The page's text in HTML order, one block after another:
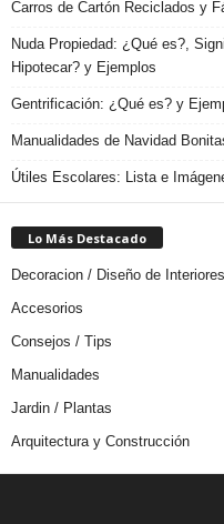
Carros de Cartón Reciclados y
Nuda Propiedad: ¿Qué es?,
Hipotecar? y Ejemplos
Gentrificación: ¿Qué es? y
Manualidades de Navidad
Útiles Escolares: Lista e
Lo Más Destacado
Decoracion / Diseño de Interiores
Accesorios
Consejos / Tips
Manualidades
Jardin / Plantas
Arquitectura y Construcción